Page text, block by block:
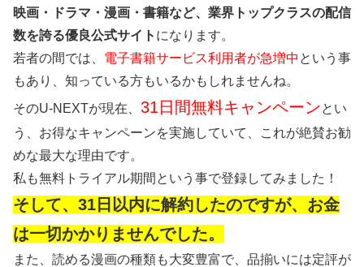
映画・ドラマ・漫画・書籍など、業界トップクラスの配信
数を誇る優良公式サイト になります。
若者の間では、 電子書籍サービス利用者が急増中 という事
もあり、知っている方もいるかもしれませんね。
そのU-NEXTが現在、 31日間無料キャンペーンとい
う、お得なキャンペーンを実施していて、これが絶賛お勧
めな最大な理由です。
私も無料トライアル期間という事で登録してみました！
そして、31日以内に解約したのですが、お金
は一切かかりませんでした。
また、読める漫画の種類も大変豊富で、品揃いには定評が